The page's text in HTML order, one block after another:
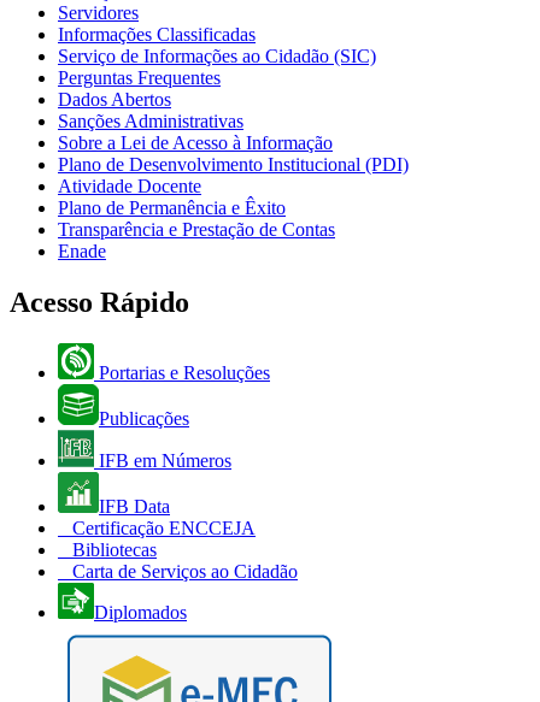
Servidores
Informações Classificadas
Serviço de Informações ao Cidadão (SIC)
Perguntas Frequentes
Dados Abertos
Sanções Administrativas
Sobre a Lei de Acesso à Informação
Plano de Desenvolvimento Institucional (PDI)
Atividade Docente
Plano de Permanência e Êxito
Transparência e Prestação de Contas
Enade
Acesso Rápido
Portarias e Resoluções
Publicações
IFB em Números
IFB Data
Certificação ENCCEJA
Bibliotecas
Carta de Serviços ao Cidadão
Diplomados